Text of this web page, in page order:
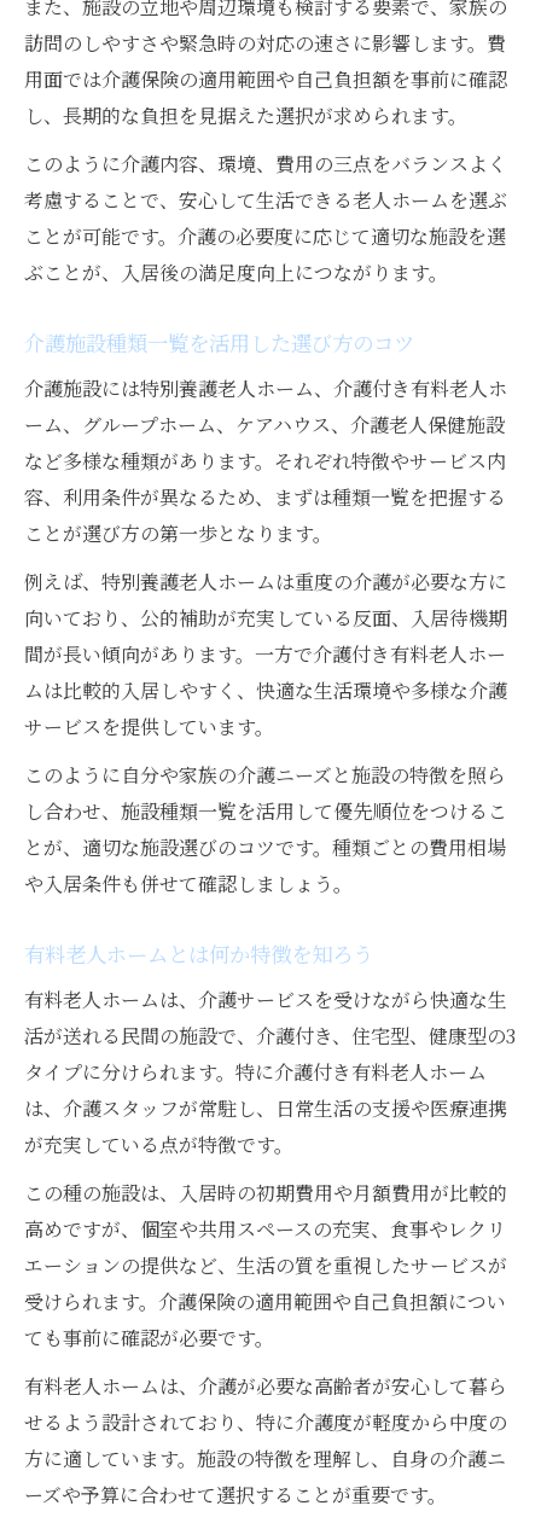
また、施設の立地や周辺環境も検討する要素で、家族の
訪問のしやすさや緊急時の対応の速さに影響します。費
用面では介護保険の適用範囲や自己負担額を事前に確認
し、長期的な負担を見据えた選択が求められます。
このように介護内容、環境、費用の三点をバランスよく
考慮することで、安心して生活できる老人ホームを選ぶ
ことが可能です。介護の必要度に応じて適切な施設を選
ぶことが、入居後の満足度向上につながります。
介護施設種類一覧を活用した選び方のコツ
介護施設には特別養護老人ホーム、介護付き有料老人ホ
ーム、グループホーム、ケアハウス、介護老人保健施設
など多様な種類があります。それぞれ特徴やサービス内
容、利用条件が異なるため、まずは種類一覧を把握する
ことが選び方の第一歩となります。
例えば、特別養護老人ホームは重度の介護が必要な方に
向いており、公的補助が充実している反面、入居待機期
間が長い傾向があります。一方で介護付き有料老人ホー
ムは比較的入居しやすく、快適な生活環境や多様な介護
サービスを提供しています。
このように自分や家族の介護ニーズと施設の特徴を照ら
し合わせ、施設種類一覧を活用して優先順位をつけるこ
とが、適切な施設選びのコツです。種類ごとの費用相場
や入居条件も併せて確認しましょう。
有料老人ホームとは何か特徴を知ろう
有料老人ホームは、介護サービスを受けながら快適な生
活が送れる民間の施設で、介護付き、住宅型、健康型の3
タイプに分けられます。特に介護付き有料老人ホーム
は、介護スタッフが常駐し、日常生活の支援や医療連携
が充実している点が特徴です。
この種の施設は、入居時の初期費用や月額費用が比較的
高めですが、個室や共用スペースの充実、食事やレクリ
エーションの提供など、生活の質を重視したサービスが
受けられます。介護保険の適用範囲や自己負担額につい
ても事前に確認が必要です。
有料老人ホームは、介護が必要な高齢者が安心して暮ら
せるよう設計されており、特に介護度が軽度から中度の
方に適しています。施設の特徴を理解し、自身の介護ニ
ーズや予算に合わせて選択することが重要です。